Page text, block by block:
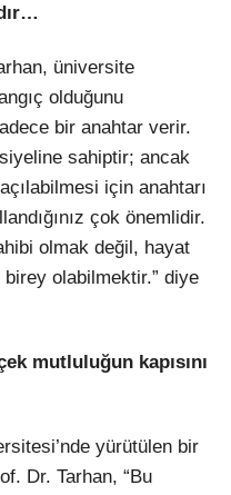
üniversite
olduğunu
bir anahtar verir.
sahiptir; ancak
için anahtarı
çok önemlidir.
olmak değil, hayat
olabilmektir.” diye
mutluluğun kapısını
yürütülen bir
Dr. Tarhan, “Bu